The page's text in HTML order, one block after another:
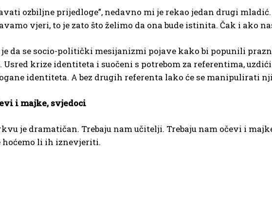
ozbiljne prijedloge”, nedavno mi je rekao jedan drugi
vjeri, to je zato što želimo da ona bude istinita. Čak i ako
da se socio-politički mesijanizmi pojave kako bi popunili
Usred krize identiteta i suočeni s potrebom za referentima,
identiteta. A bez drugih referenta lako će se manipulirati
i majke, svjedoci
je dramatičan. Trebaju nam učitelji. Trebaju nam očevi i
hoćemo li ih iznevjeriti.